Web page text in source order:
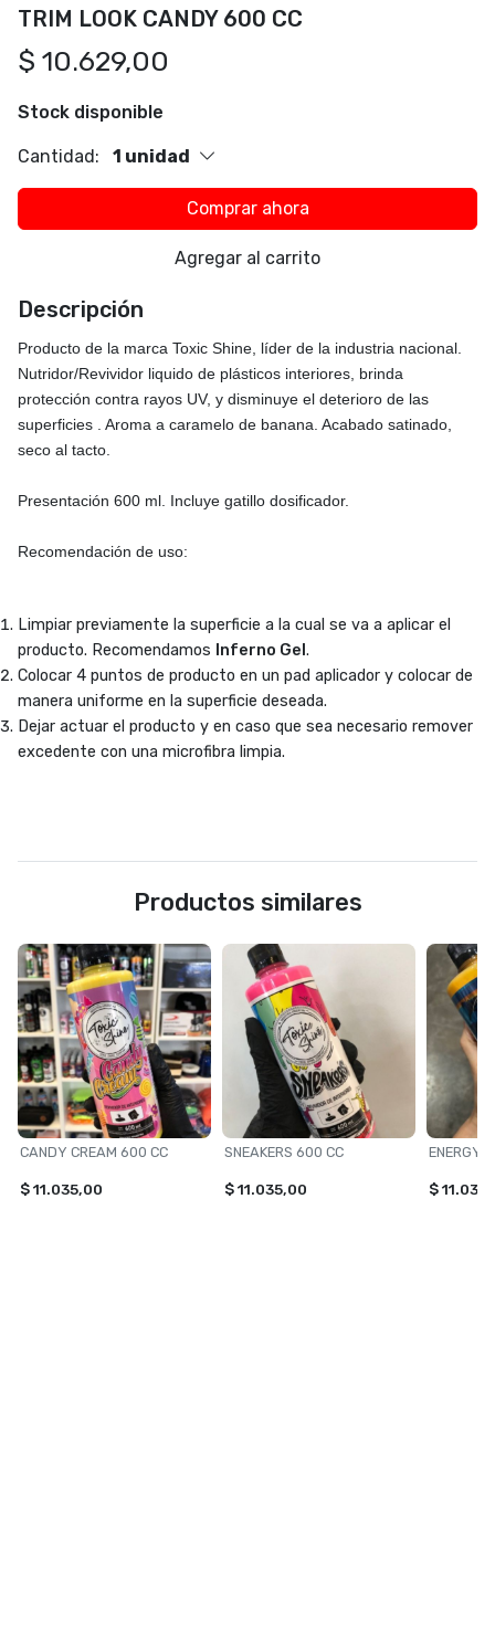
TRIM LOOK CANDY 600 CC
$ 10.629,00
Stock disponible
Cantidad: 1 unidad
Comprar ahora
Agregar al carrito
Descripción
Producto de la marca Toxic Shine, líder de la industria nacional.
Nutridor/Revividor liquido de plásticos interiores, brinda
protección contra rayos UV, y disminuye el deterioro de las
superficies . Aroma a caramelo de banana. Acabado satinado,
seco al tacto.
Presentación 600 ml. Incluye gatillo dosificador.
Recomendación de uso:
Limpiar previamente la superficie a la cual se va a aplicar el
producto. Recomendamos Inferno Gel .
Colocar 4 puntos de producto en un pad aplicador y colocar de
manera uniforme en la superficie deseada.
Dejar actuar el producto y en caso que sea necesario remover
excedente con una microfibra limpia.
Productos similares
CANDY CREAM 600 CC
$ 11.035,00
SNEAKERS 600 CC
$ 11.035,00
ENERGY
$